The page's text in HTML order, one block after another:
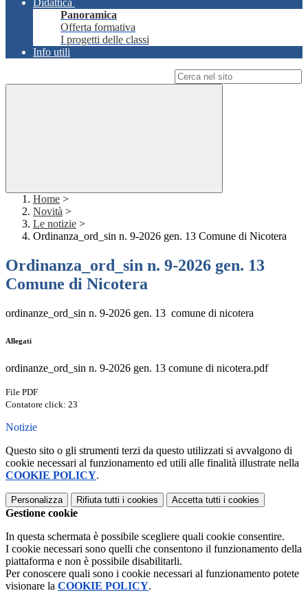
Didattica
Panoramica
Offerta formativa
I progetti delle classi
Info utili
Home >
Novità >
Le notizie >
Ordinanza_ord_sin n. 9-2026 gen. 13 Comune di Nicotera
Ordinanza_ord_sin n. 9-2026 gen. 13
Comune di Nicotera
ordinanze_ord_sin n. 9-2026 gen. 13 comune di nicotera
Allegati
ordinanze_ord_sin n. 9-2026 gen. 13 comune di nicotera.pdf
File PDF
Contatore click: 23
Notizie
Questo sito o gli strumenti terzi da questo utilizzati si avvalgono di
cookie necessari al funzionamento ed utili alle finalità illustrate nella
COOKIE POLICY.
Personalizza Rifiuta tutti i cookies Accetta tutti i cookies
Gestione cookie
In questa schermata è possibile scegliere quali cookie consentire.
I cookie necessari sono quelli che consentono il funzionamento della
piattaforma e non è possibile disabilitarli.
Per conoscere quali sono i cookie necessari al funzionamento potete
visionare la COOKIE POLICY.